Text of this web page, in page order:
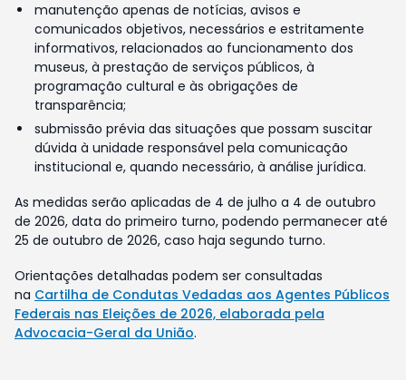
manutenção apenas de notícias, avisos e
comunicados objetivos, necessários e estritamente
informativos, relacionados ao funcionamento dos
museus, à prestação de serviços públicos, à
programação cultural e às obrigações de
transparência;
submissão prévia das situações que possam suscitar
dúvida à unidade responsável pela comunicação
institucional e, quando necessário, à análise jurídica.
As medidas serão aplicadas de 4 de julho a 4 de outubro
de 2026, data do primeiro turno, podendo permanecer até
25 de outubro de 2026, caso haja segundo turno.
Orientações detalhadas podem ser consultadas
na Cartilha de Condutas Vedadas aos Agentes Públicos
Federais nas Eleições de 2026, elaborada pela
Advocacia-Geral da União.